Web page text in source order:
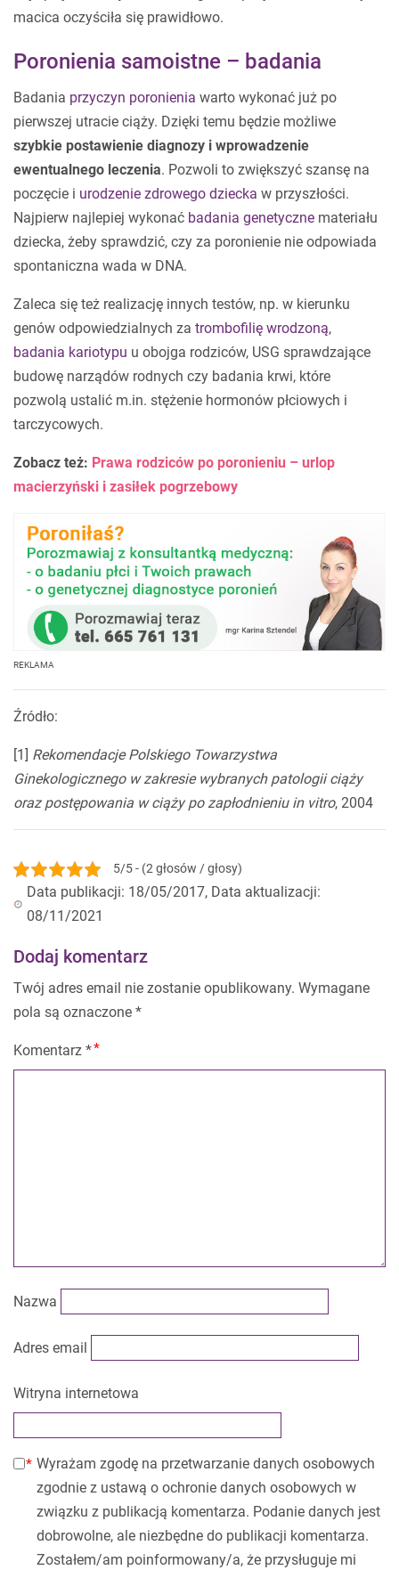
macica oczyściła się prawidłowo.
Poronienia samoistne – badania
Badania przyczyn poronienia warto wykonać już po
pierwszej utracie ciąży. Dzięki temu będzie możliwe
szybkie postawienie diagnozy i wprowadzenie
ewentualnego leczenia. Pozwoli to zwiększyć szansę na
poczęcie i urodzenie zdrowego dziecka w przyszłości.
Najpierw najlepiej wykonać badania genetyczne materiału
dziecka, żeby sprawdzić, czy za poronienie nie odpowiada
spontaniczna wada w DNA.
Zaleca się też realizację innych testów, np. w kierunku
genów odpowiedzialnych za trombofilię wrodzoną,
badania kariotypu u obojga rodziców, USG sprawdzające
budowę narządów rodnych czy badania krwi, które
pozwolą ustalić m.in. stężenie hormonów płciowych i
tarczycowych.
Zobacz też: Prawa rodziców po poronieniu – urlop
macierzyński i zasiłek pogrzebowy
REKLAMA
Źródło:
[1] Rekomendacje Polskiego Towarzystwa
Ginekologicznego w zakresie wybranych patologii ciąży
oraz postępowania w ciąży po zapłodnieniu in vitro, 2004
5/5 - (2 głosów / głosy)
Data publikacji: 18/05/2017, Data aktualizacji:
08/11/2021
Dodaj komentarz
Twój adres email nie zostanie opublikowany. Wymagane
pola są oznaczone *
Komentarz *
Nazwa
Adres email
Witryna internetowa
Wyrażam zgodę na przetwarzanie danych osobowych
zgodnie z ustawą o ochronie danych osobowych w
związku z publikacją komentarza. Podanie danych jest
dobrowolne, ale niezbędne do publikacji komentarza.
Zostałem/am poinformowany/a, że przysługuje mi